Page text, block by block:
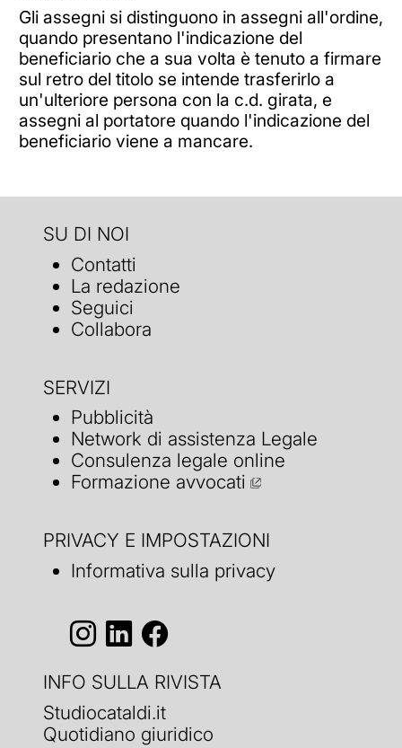
Gli assegni si distinguono in assegni all'ordine,
quando presentano l'indicazione del
beneficiario che a sua volta è tenuto a firmare
sul retro del titolo se intende trasferirlo a
un'ulteriore persona con la c.d. girata, e
assegni al portatore quando l'indicazione del
beneficiario viene a mancare.
SU DI NOI
Contatti
La redazione
Seguici
Collabora
SERVIZI
Pubblicità
Network di assistenza Legale
Consulenza legale online
Formazione avvocati
PRIVACY E IMPOSTAZIONI
Informativa sulla privacy
INFO SULLA RIVISTA
Studiocataldi.it
Quotidiano giuridico